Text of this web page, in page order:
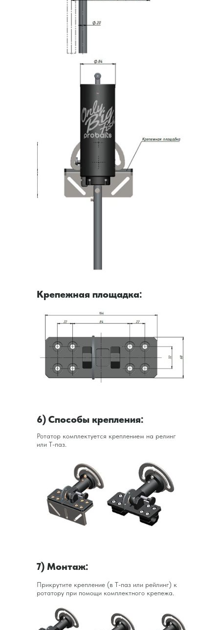
Крепежная площадка:
6) Способы крепления:
Ротатор комплектуется креплением на релинг
или Т-паз.
7) Монтаж:
Прикрутите крепление (в Т-паз или рейлинг) к
ротатору при помощи комплектного крепежа.